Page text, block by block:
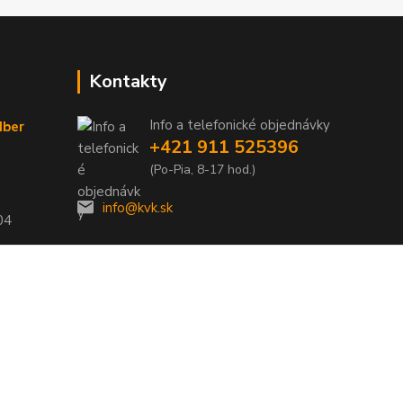
Kontakty
Info a telefonické objednávky
+421 911 525396
(Po-Pia, 8-17 hod.)
info@kvk.sk